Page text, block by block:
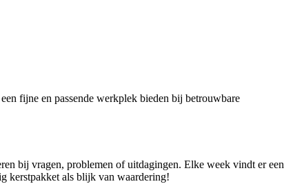
fijne en passende werkplek bieden bij betrouwbare
bij vragen, problemen of uitdagingen. Elke week vindt er een
kerstpakket als blijk van waardering!